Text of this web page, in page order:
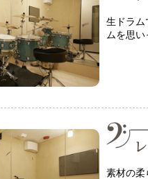
生ドラム
ムを思い
素材の柔